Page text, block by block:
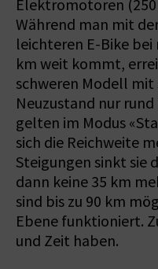
Elektromotoren (250
Während man mit
leichteren E-Bike bei
km weit kommt,
schweren Modell
Neuzustand nur
gelten im Modus
sich die Reichweite
Steigungen sinkt sie
dann keine 35 km
sind bis zu 90 km
Ebene funktioniert.
und Zeit haben.